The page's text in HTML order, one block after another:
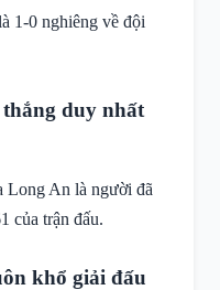
1-0 nghiêng về đội
duy nhất
Long An là người đã
của trận đấu.
khổ giải đấu